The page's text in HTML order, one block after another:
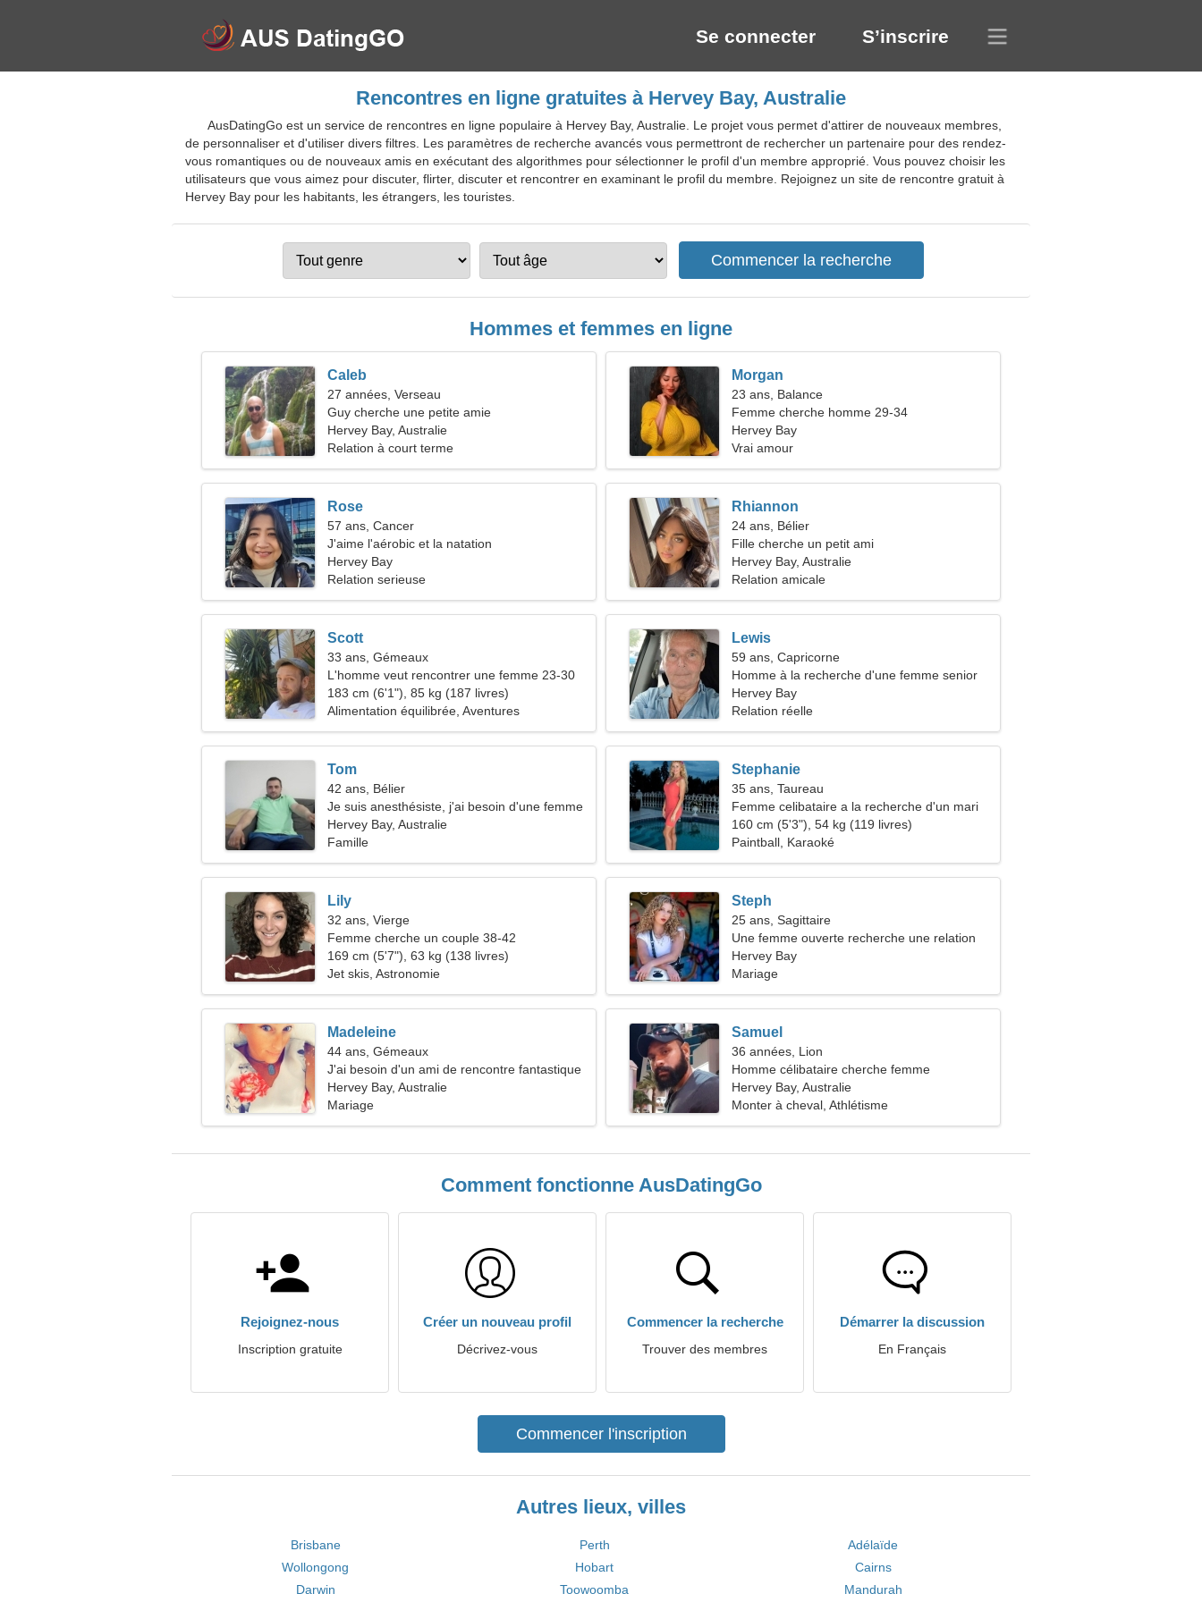
Se connecter S’inscrire
Rencontres en ligne gratuites à Hervey Bay, Australie
AusDatingGo est un service de rencontres en ligne populaire à Hervey Bay, Australie. Le projet vous permet d'attirer de nouveaux membres,
de personnaliser et d'utiliser divers filtres. Les paramètres de recherche avancés vous permettront de rechercher un partenaire pour des rendez-
vous romantiques ou de nouveaux amis en exécutant des algorithmes pour sélectionner le profil d'un membre approprié. Vous pouvez choisir les
utilisateurs que vous aimez pour discuter, flirter, discuter et rencontrer en examinant le profil du membre. Rejoignez un site de rencontre gratuit à
Hervey Bay pour les habitants, les étrangers, les touristes.
Hommes et femmes en ligne
Caleb
27 années, Verseau
Guy cherche une petite amie
Hervey Bay, Australie
Relation à court terme
Morgan
23 ans, Balance
Femme cherche homme 29-34
Hervey Bay
Vrai amour
Rose
57 ans, Cancer
J'aime l'aérobic et la natation
Hervey Bay
Relation serieuse
Rhiannon
24 ans, Bélier
Fille cherche un petit ami
Hervey Bay, Australie
Relation amicale
Scott
33 ans, Gémeaux
L'homme veut rencontrer une femme 23-30
183 cm (6'1"), 85 kg (187 livres)
Alimentation équilibrée, Aventures
Lewis
59 ans, Capricorne
Homme à la recherche d'une femme senior
Hervey Bay
Relation réelle
Tom
42 ans, Bélier
Je suis anesthésiste, j'ai besoin d'une femme
sincère
Hervey Bay, Australie
Famille
Stephanie
35 ans, Taureau
Femme celibataire a la recherche d'un mari
160 cm (5'3"), 54 kg (119 livres)
Paintball, Karaoké
Lily
32 ans, Vierge
Femme cherche un couple 38-42
169 cm (5'7"), 63 kg (138 livres)
Jet skis, Astronomie
Steph
25 ans, Sagittaire
Une femme ouverte recherche une relation
amoureuse
Hervey Bay
Mariage
Madeleine
44 ans, Gémeaux
J'ai besoin d'un ami de rencontre fantastique
Hervey Bay, Australie
Mariage
Samuel
36 années, Lion
Homme célibataire cherche femme
Hervey Bay, Australie
Monter à cheval, Athlétisme
Comment fonctionne AusDatingGo
Rejoignez-nous
Inscription gratuite
Créer un nouveau profil
Décrivez-vous
Commencer la recherche
Trouver des membres
Démarrer la discussion
En Français
Commencer l'inscription
Autres lieux, villes
Brisbane Perth
Adélaïde
Wollongong
Hobart
Cairns
Darwin
Toowoomba Mandurah